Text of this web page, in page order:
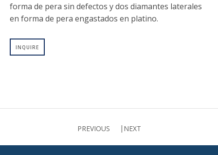
RELOJES
PENDIENTES
TALISMAN
forma de pera sin defectos y dos diamantes laterales
en forma de pera engastados en platino.
INQUIRE
PREVIOUS NEXT